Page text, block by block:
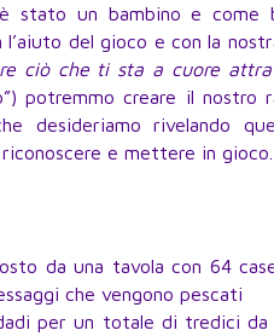
stato un bambino e come
l’aiuto del gioco e con la
ciò che ti sta a cuore
potremmo creare il
desideriamo rivelando
e mettere in gioco.
da una tavola con 64
che vengono pescati
per un totale di tredici